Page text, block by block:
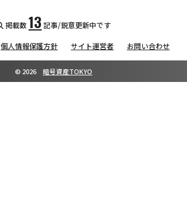
掲載数13 記事/鋭意更新中です
個人情報保護方針 サイト運営者 お問い合わせ
© 2026 暗号資産TOKYO